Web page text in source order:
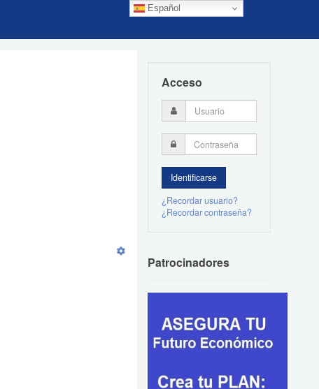
Español
Acceso
¿Recordar usuario?
¿Recordar contraseña?
Patrocinadores